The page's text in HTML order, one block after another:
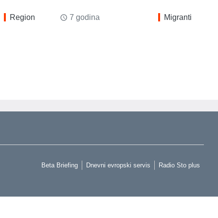
Region access_time 7 godina Migranti
Beta Briefing Dnevni evropski servis Radio Sto plus